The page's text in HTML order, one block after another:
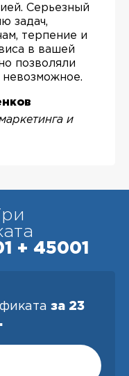
Серьезный
задач,
терпение и
в вашей
позволяли
невозможное.
и
+ 45001
за 23